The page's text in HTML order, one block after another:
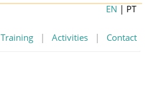
Training | Activities | Contact
EN | PT